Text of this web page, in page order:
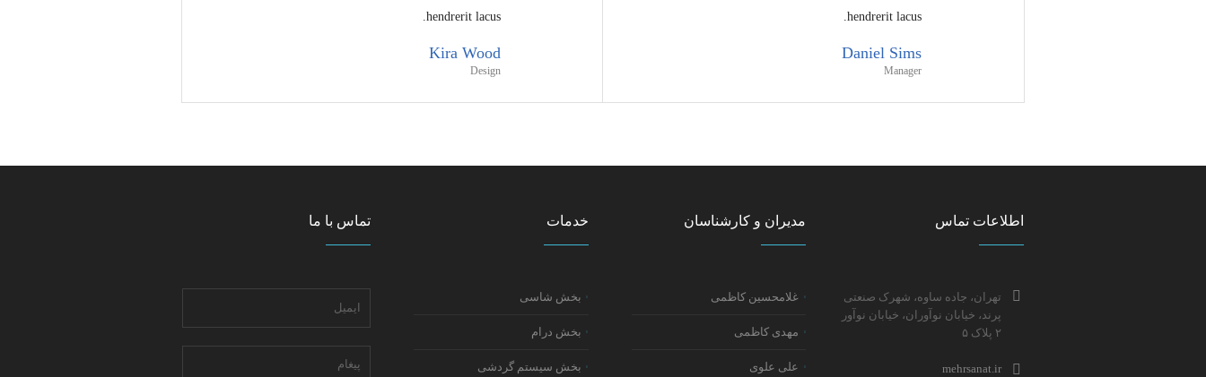
hendrerit lacus.
Daniel Sims
Manager
hendrerit lacus.
Kira Wood
Design
اطلاعات تماس
تهران، جاده ساوه، شهرک صنعتی
پرند، خیابان نوآوران، خیابان نوآور
۲ پلاک ۵
mehrsanat.ir
مدیران و کارشناسان
غلامحسین کاظمی
مهدی کاظمی
علی علوی
خدمات
بخش شاسی
بخش درام
بخش سیستم گردشی
تماس با ما